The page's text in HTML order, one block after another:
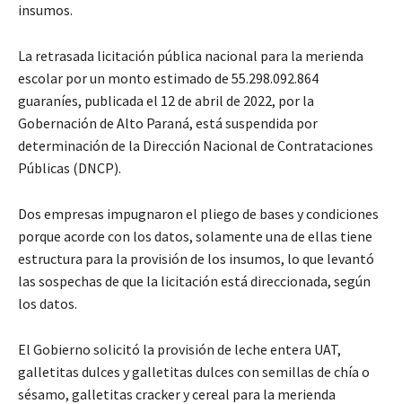
insumos.
La retrasada licitación pública nacional para la merienda
escolar por un monto estimado de 55.298.092.864
guaraníes, publicada el 12 de abril de 2022, por la
Gobernación de Alto Paraná, está suspendida por
determinación de la Dirección Nacional de Contrataciones
Públicas (DNCP).
Dos empresas impugnaron el pliego de bases y condiciones
porque acorde con los datos, solamente una de ellas tiene
estructura para la provisión de los insumos, lo que levantó
las sospechas de que la licitación está direccionada, según
los datos.
El Gobierno solicitó la provisión de leche entera UAT,
galletitas dulces y galletitas dulces con semillas de chía o
sésamo, galletitas cracker y cereal para la merienda